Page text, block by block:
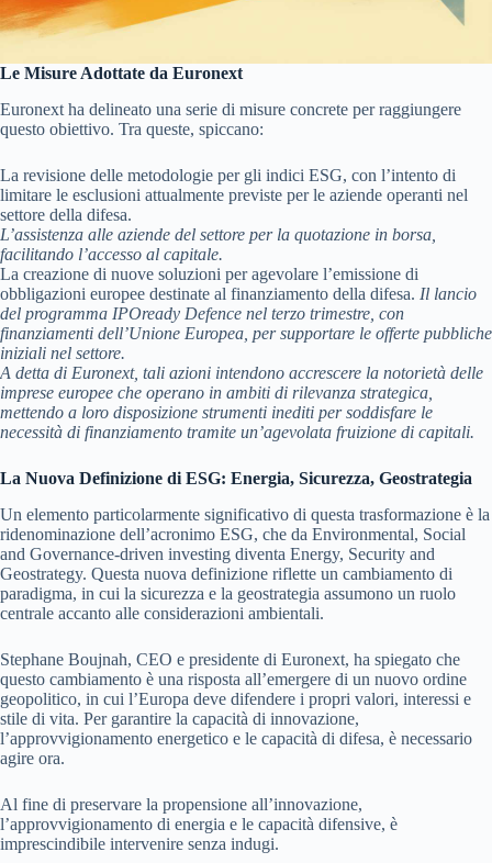
Le Misure Adottate da Euronext
Euronext ha delineato una serie di misure concrete per raggiungere
questo obiettivo. Tra queste, spiccano:
La revisione delle metodologie per gli indici ESG, con l’intento di
limitare le esclusioni attualmente previste per le aziende operanti nel
settore della difesa.
L’assistenza alle aziende del settore per la quotazione in borsa,
facilitando l’accesso al capitale.
La creazione di nuove soluzioni per agevolare l’emissione di
obbligazioni europee destinate al finanziamento della difesa. Il lancio
del programma IPOready Defence nel terzo trimestre, con
finanziamenti dell’Unione Europea, per supportare le offerte pubbliche
iniziali nel settore.
A detta di Euronext, tali azioni intendono accrescere la notorietà delle
imprese europee che operano in ambiti di rilevanza strategica,
mettendo a loro disposizione strumenti inediti per soddisfare le
necessità di finanziamento tramite un’agevolata fruizione di capitali.
La Nuova Definizione di ESG: Energia, Sicurezza, Geostrategia
Un elemento particolarmente significativo di questa trasformazione è la
ridenominazione dell’acronimo ESG, che da Environmental, Social
and Governance-driven investing diventa Energy, Security and
Geostrategy. Questa nuova definizione riflette un cambiamento di
paradigma, in cui la sicurezza e la geostrategia assumono un ruolo
centrale accanto alle considerazioni ambientali.
Stephane Boujnah, CEO e presidente di Euronext, ha spiegato che
questo cambiamento è una risposta all’emergere di un nuovo ordine
geopolitico, in cui l’Europa deve difendere i propri valori, interessi e
stile di vita. Per garantire la capacità di innovazione,
l’approvvigionamento energetico e le capacità di difesa, è necessario
agire ora.
Al fine di preservare la propensione all’innovazione,
l’approvvigionamento di energia e le capacità difensive, è
imprescindibile intervenire senza indugi.